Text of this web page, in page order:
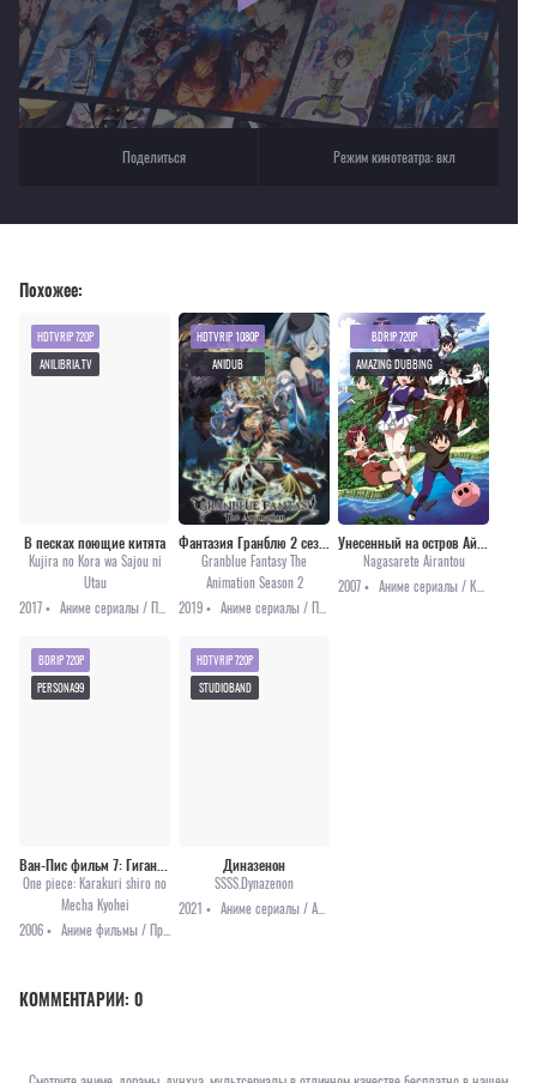
Поделиться Режим кинотеатра:вкл
Похожее:
В песках поющие китята
Kujira no Kora wa Sajou ni
Utau
2017 •
HDTVRIP 720P
ANILIBRIA.TV
Granblue Fantasy The
Animation Season 2
2019 •
HDTVRIP 1080P
ANIDUB
Nagasarete Airantou
2007 •
BDRIP 720P
AMAZING DUBBING
Ван-Пис фильм 7: Гигантский механический солдат замка Каракури
One piece: Karakuri shiro no
Mecha Kyohei
2006 •
Аниме фильмы / Приключения / Сёнэн / Фэнтези
BDRIP 720P
PERSONA99
Диназенон
SSSS.Dynazenon
2021 •
Аниме сериалы / Аниме 2021 / Меха / Приключения
HDTVRIP 720P
STUDIOBAND
КОММЕНТАРИИ: 0